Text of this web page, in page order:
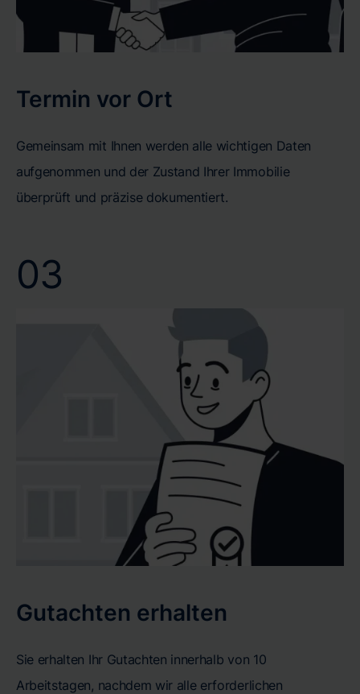
Termin vor Ort
Gemeinsam mit Ihnen werden alle wichtigen Daten
aufgenommen und der Zustand Ihrer Immobilie
überprüft und präzise dokumentiert.
03
Gutachten erhalten
Sie erhalten Ihr Gutachten innerhalb von 10
Arbeitstagen, nachdem wir alle erforderlichen